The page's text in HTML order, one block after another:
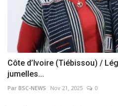
Côte d’Ivoire (Tiébissou) /
jumelles...
Par BSC-NEWS Nov 21, 2025 0